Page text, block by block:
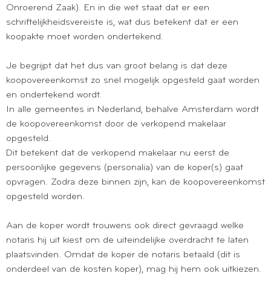
Onroerend Zaak). En in die wet staat dat er een
schriftelijkheidsvereiste is, wat dus betekent dat er een
koopakte moet worden ondertekend.
Je begrijpt dat het dus van groot belang is dat deze
koopovereenkomst zo snel mogelijk opgesteld gaat worden
en ondertekend wordt.
In alle gemeentes in Nederland, behalve Amsterdam wordt
de koopovereenkomst door de verkopend makelaar
opgesteld.
Dit betekent dat de verkopend makelaar nu eerst de
persoonlijke gegevens (personalia) van de koper(s) gaat
opvragen. Zodra deze binnen zijn, kan de koopovereenkomst
opgesteld worden.
Aan de koper wordt trouwens ook direct gevraagd welke
notaris hij uit kiest om de uiteindelijke overdracht te laten
plaatsvinden. Omdat de koper de notaris betaald (dit is
onderdeel van de kosten koper), mag hij hem ook uitkiezen.